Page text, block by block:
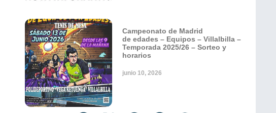
Campeonato de Madrid
de edades – Equipos – Villalbilla –
Temporada 2025/26 – Sorteo y
horarios
junio 10, 2026